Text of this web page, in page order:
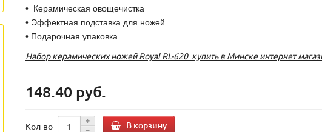
• Керамическая овощечистка
• Эффектная подставка для ножей
• Подарочная упаковка
Набор керамических ножей Royal RL-620 купить в Минске интернет
148.40 руб.
Кол-во В корзину